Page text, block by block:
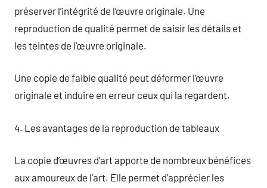
préserver l’intégrité de l’œuvre originale. Une
reproduction de qualité permet de saisir les détails et
les teintes de l’œuvre originale.
Une copie de faible qualité peut déformer l’œuvre
originale et induire en erreur ceux qui la regardent.
4. Les avantages de la reproduction de tableaux
La copie d’œuvres d’art apporte de nombreux bénéfices
aux amoureux de l’art. Elle permet d’apprécier les